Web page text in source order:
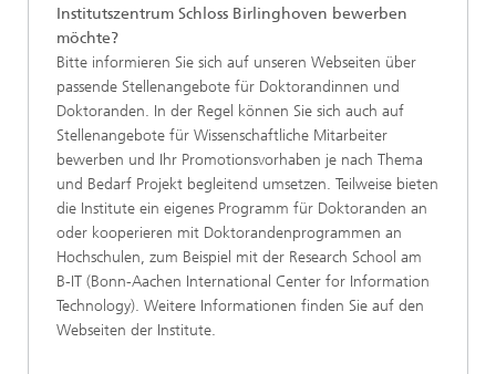
Institutszentrum Schloss Birlinghoven bewerben
möchte?
Bitte informieren Sie sich auf unseren Webseiten über
passende Stellenangebote für Doktorandinnen und
Doktoranden. In der Regel können Sie sich auch auf
Stellenangebote für Wissenschaftliche Mitarbeiter
bewerben und Ihr Promotionsvorhaben je nach Thema
und Bedarf Projekt begleitend umsetzen. Teilweise bieten
die Institute ein eigenes Programm für Doktoranden an
oder kooperieren mit Doktorandenprogrammen an
Hochschulen, zum Beispiel mit der Research School am
B-IT (Bonn-Aachen International Center for Information
Technology). Weitere Informationen finden Sie auf den
Webseiten der Institute.